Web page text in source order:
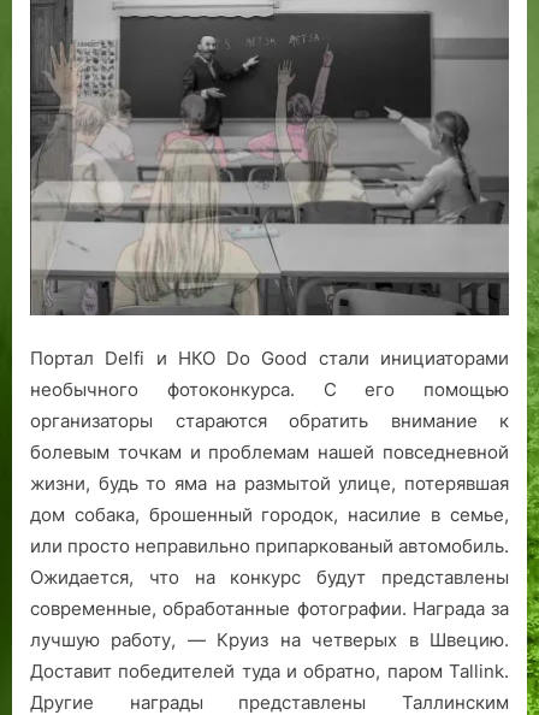
Портал Delfi и НКО Do Good стали инициаторами
необычного фотоконкурса. С его помощью
организаторы стараются обратить внимание к
болевым точкам и проблемам нашей повседневной
жизни, будь то яма на размытой улице, потерявшая
дом собака, брошенный городок, насилие в семье,
или просто неправильно припаркованый автомобиль.
Ожидается, что на конкурс будут представлены
современные, обработанные фотографии. Награда за
лучшую работу, — Круиз на четверых в Швецию.
Доставит победителей туда и обратно, паром Tallink.
Другие награды представлены Таллинским